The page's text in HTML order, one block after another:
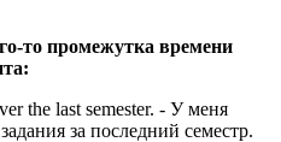
то промежутка времени
the last semester. - У меня
за последний семестр.